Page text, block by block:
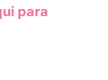
para